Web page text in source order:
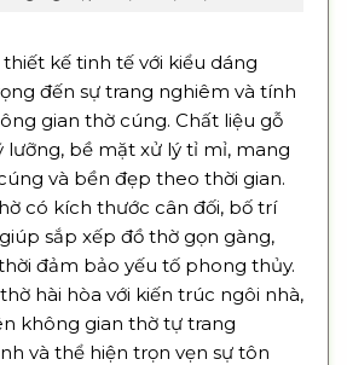
kế tinh tế với kiểu dáng
đến sự trang nghiêm và tính
gian thờ cúng. Chất liệu gỗ
lưỡng, bề mặt xử lý tỉ mỉ, mang
và bền đẹp theo thời gian.
có kích thước cân đối, bố trí
sắp xếp đồ thờ gọn gàng,
đảm bảo yếu tố phong thủy.
hài hòa với kiến trúc ngôi nhà,
không gian thờ tự trang
và thể hiện trọn vẹn sự tôn